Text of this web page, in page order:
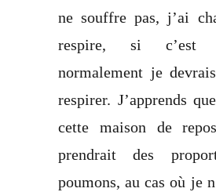
ne souffre pas, j’ai
respire, si c’est
normalement je
respirer. J’apprends
cette maison de
prendrait des
poumons, au cas où je